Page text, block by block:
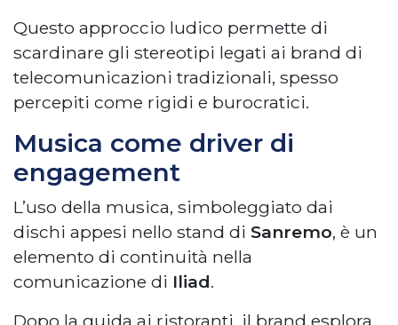
Questo approccio ludico permette di
scardinare gli stereotipi legati ai brand di
telecomunicazioni tradizionali, spesso
percepiti come rigidi e burocratici.
Musica come driver di
engagement
L’uso della musica, simboleggiato dai
dischi appesi nello stand di Sanremo, è un
elemento di continuità nella
comunicazione di Iliad.
Dopo la guida ai ristoranti, il brand esplora